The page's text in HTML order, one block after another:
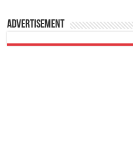
Advertisement